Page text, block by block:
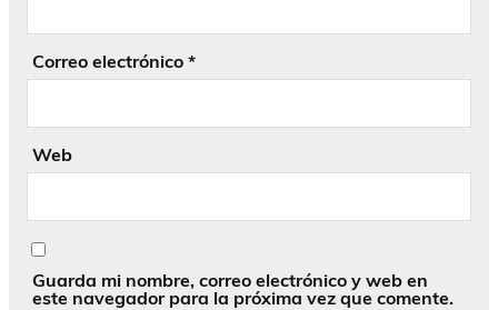
Correo electrónico *
Web
Guarda mi nombre, correo electrónico y web en
este navegador para la próxima vez que comente.